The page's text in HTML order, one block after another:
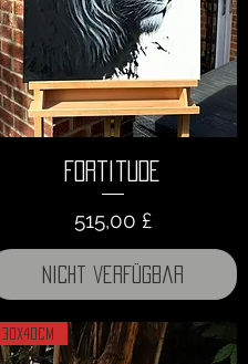
Fortitude
Preis
515,00 £
Nicht verfügbar
30x40cm